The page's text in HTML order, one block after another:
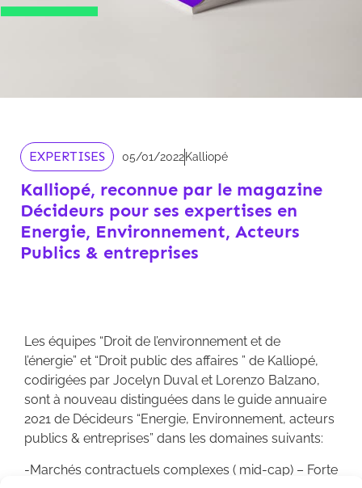
EXPERTISES 05/01/2022Kalliopé
Kalliopé, reconnue par le magazine
Décideurs pour ses expertises en
Energie, Environnement, Acteurs
Publics & entreprises
Les équipes “Droit de l’environnement et de
l’énergie” et “Droit public des affaires ” de Kalliopé,
codirigées par Jocelyn Duval et Lorenzo Balzano,
sont à nouveau distinguées dans le guide annuaire
2021 de Décideurs “Energie, Environnement, acteurs
publics & entreprises” dans les domaines suivants:
-Marchés contractuels complexes ( mid-cap) – Forte